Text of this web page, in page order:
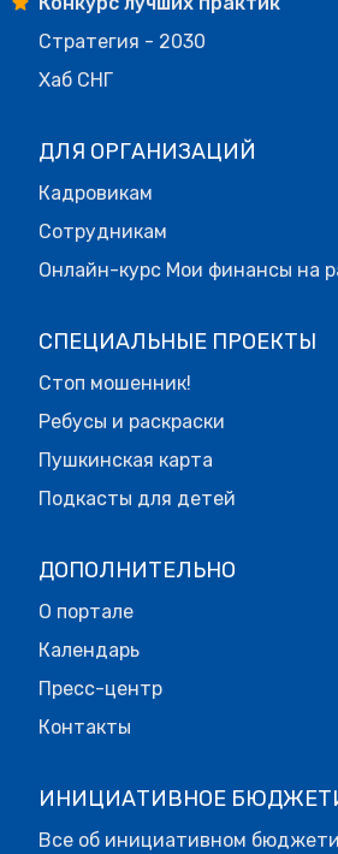
Стратегия - 2030
Хаб СНГ
ДЛЯ ОРГАНИЗАЦИЙ
Кадровикам
Сотрудникам
Онлайн-курс Мои финансы на
СПЕЦИАЛЬНЫЕ ПРОЕКТЫ
Стоп мошенник!
Ребусы и раскраски
Пушкинская карта
Подкасты для детей
ДОПОЛНИТЕЛЬНО
О портале
Календарь
Пресс-центр
Контакты
ИНИЦИАТИВНОЕ
Все об инициативном